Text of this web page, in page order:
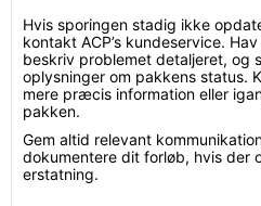
Hvis sporingen stadig ikke
kontakt ACP’s kundeservice.
beskriv problemet detaljeret, og
oplysninger om pakkens status.
mere præcis information eller
pakken.
Gem altid relevant
dokumentere dit forløb, hvis der
erstatning.